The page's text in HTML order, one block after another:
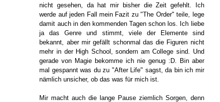
nicht gesehen, da hat mir bisher die Zeit gefehlt. Ich
werde auf jeden Fall mein Fazit zu "The Order" teile, lege
damit auch in den kommenden Tagen schon los. Ich liebe
ja das Genre und stimmt, viele der Elemente sind
bekannt, aber mir gefällt schonmal das die Figuren nicht
mehr in der High School, sondern am College sind. Und
gerade von Magie bekomme ich nie genug :D. Bin aber
mal gespannt was du zu "After Life" sagst, da bin ich mir
nämlich unsicher, ob das was für mich ist.
Mir macht auch die lange Pause ziemlich Sorgen, denn